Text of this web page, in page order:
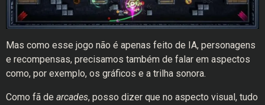
Mas como esse jogo não é apenas feito de IA, personagens
e recompensas, precisamos também de falar em aspectos
como, por exemplo, os gráficos e a trilha sonora.
Como fã de arcades, posso dizer que no aspecto visual, tudo